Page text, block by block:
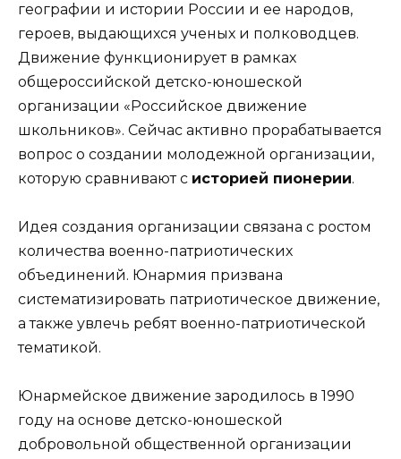
географии и истории России и ее народов,
героев, выдающихся ученых и полководцев.
Движение функционирует в рамках
общероссийской детско-юношеской
организации «Российское движение
школьников». Сейчас активно прорабатывается
вопрос о создании молодежной организации,
которую сравнивают с историей пионерии.
Идея создания организации связана с ростом
количества военно-патриотических
объединений. Юнармия призвана
систематизировать патриотическое движение,
а также увлечь ребят военно-патриотической
тематикой.
Юнармейское движение зародилось в 1990
году на основе детско-юношеской
добровольной общественной организации